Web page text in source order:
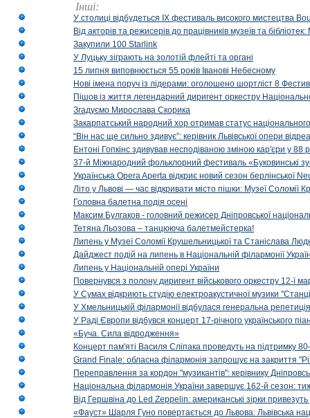
Інші:
У столиці відбудеться IX фестиваль високого мистецтва
Від акторів та режисерів до працівників музеїв та
Закупили 100 Starlink
У Луцьку зіграють на золотій флейті та органі
15 липня виповнюється 55 років Іванові Небесному
Нові імена поруч із лідерами: оголошено шортліст 8
Пішов із життя легендарний диригент оркестру
Згадуємо Мирослава Скорика
Закарпатський народний хор отримав статус національного
“Він нас ще сильно здивує”: керівник Львівської опери
Ентоні Гопкінс здивував несподіваною зміною кар'єри у 88
37-й Міжнародний фольклорний фестиваль «Буковинські
Українська Opera Aperta відкриє новий сезон берлінської
Літо у Львові — час відкривати місто пішки: Музеї Соломії
Головна балетна подія осені
Максим Булгаков - головний режисер Дніпровської
Тетяна Льозова – танцююча балетмейстерка!
Липень у Музеї Соломії Крушельницької та Станіслава
Дайджест подій на липень в Національній філармонії
Липень у Національній опері України
Повернувся з полону диригент військового оркестру 12-ї
У Сумах відкриють студію електроакустичної музики
У Хмельницькій філармонії відбулася генеральна
У Раді Європи відбувся концерт 17-річного українського
«Буча. Сила відродження»
Концерт пам'яті Василя Сліпака проведуть на підтримку
Grand Finale: обласна філармонія запрошує на закриття
Переправлення за кордон "музикантів": керівнику
Національна філармонія України завершує 162-й сезон:
Від Гершвіна до Led Zeppelin: американські зірки
«Фауст» Шарля Гуно повертається до Львова: Львівська